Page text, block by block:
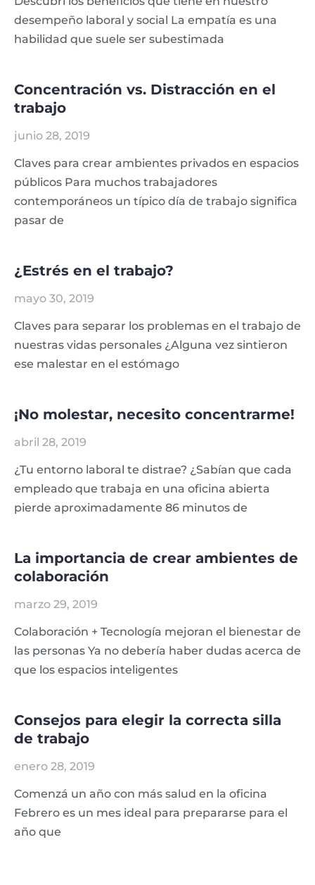
desempeño laboral y social La empatía es una
habilidad que suele ser subestimada
Concentración vs. Distracción en el
trabajo
junio 28, 2019
Claves para crear ambientes privados en espacios
públicos Para muchos trabajadores
contemporáneos un típico día de trabajo significa
pasar de
¿Estrés en el trabajo?
mayo 30, 2019
Claves para separar los problemas en el trabajo de
nuestras vidas personales ¿Alguna vez sintieron
ese malestar en el estómago
¡No molestar, necesito concentrarme!
abril 28, 2019
¿Tu entorno laboral te distrae? ¿Sabían que cada
empleado que trabaja en una oficina abierta
pierde aproximadamente 86 minutos de
La importancia de crear ambientes de
colaboración
marzo 29, 2019
Colaboración + Tecnología mejoran el bienestar de
las personas Ya no debería haber dudas acerca de
que los espacios inteligentes
Consejos para elegir la correcta silla
de trabajo
enero 28, 2019
Comenzá un año con más salud en la oficina
Febrero es un mes ideal para prepararse para el
año que